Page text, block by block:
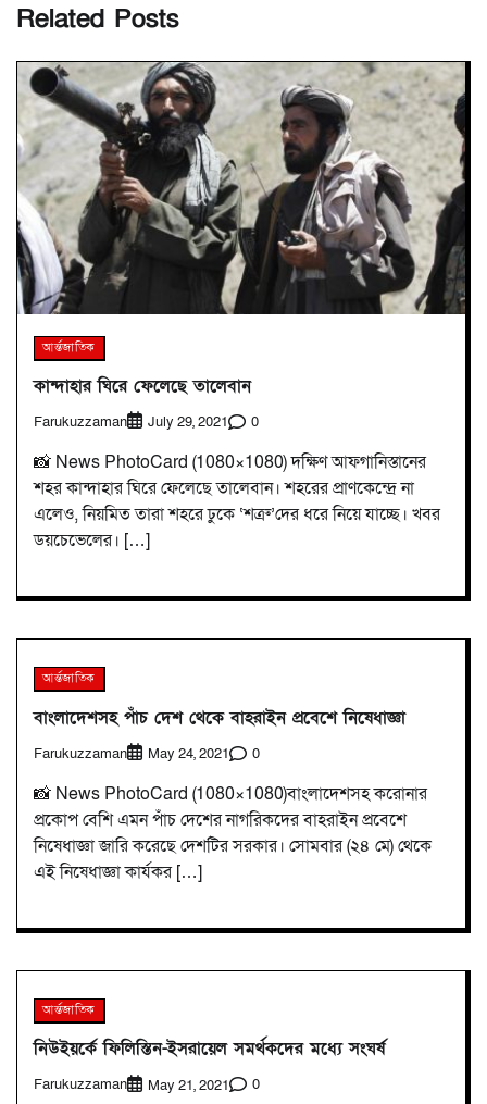
Related Posts
আর্ন্তজাতিক
কান্দাহার ঘিরে ফেলেছে তালেবান
Farukuzzaman July 29, 2021 0
📸 News PhotoCard (1080×1080) দক্ষিণ আফগানিস্তানের
শহর কান্দাহার ঘিরে ফেলেছে তালেবান। শহরের প্রাণকেন্দ্রে না
এলেও, নিয়মিত তারা শহরে ঢুকে ‘শত্রু’দের ধরে নিয়ে যাচ্ছে। খবর
ডয়চেভেলের। […]
আর্ন্তজাতিক
বাংলাদেশসহ পাঁচ দেশ থেকে বাহরাইন প্রবেশে নিষেধাজ্ঞা
Farukuzzaman May 24, 2021 0
📸 News PhotoCard (1080×1080)বাংলাদেশসহ করোনার
প্রকোপ বেশি এমন পাঁচ দেশের নাগরিকদের বাহরাইন প্রবেশে
নিষেধাজ্ঞা জারি করেছে দেশটির সরকার। সোমবার (২৪ মে) থেকে
এই নিষেধাজ্ঞা কার্যকর […]
আর্ন্তজাতিক
নিউইয়র্কে ফিলিস্তিন-ইসরায়েল সমর্থকদের মধ্যে সংঘর্ষ
Farukuzzaman May 21, 2021 0